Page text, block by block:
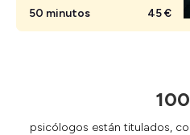
50 minutos 45 €
psicólogos están titulados,